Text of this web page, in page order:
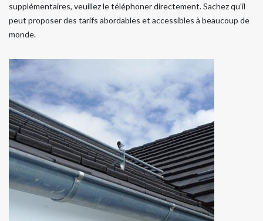
supplémentaires, veuillez le téléphoner directement. Sachez qu'il
peut proposer des tarifs abordables et accessibles à beaucoup de
monde.